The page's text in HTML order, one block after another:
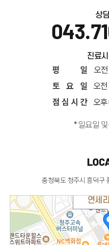
상
진료
평 일
오
토 요 일
오전
점 심 시 간
오후
* 일요일
충청북도 청주시 흥덕구
연세